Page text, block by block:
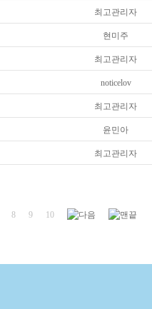
최고관리자
현미주
최고관리자
noticelov
최고관리자
윤민아
최고관리자
8 9 10